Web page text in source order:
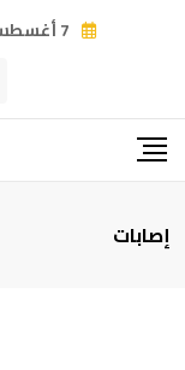
7 أغسطس، 2026
إصابات